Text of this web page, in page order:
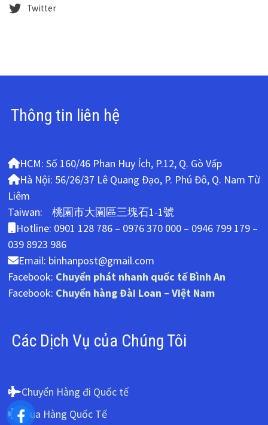
Twitter
Thông tin liên hệ
HCM: Số 160/46 Phan Huy Ích, P.12, Q. Gò Vấp
Hà Nội: 56/26/37 Lê Quang Đạo, P. Phú Đô, Q. Nam Từ
Liêm
Taiwan: 桃園市大園區三塊石1-1號
Hotline: 0901 128 786 – 0976 370 000 – 0946 799 179 –
039 8923 986
Email: binhanpost@gmail.com
Facebook: Chuyển phát nhanh quốc tế Bình An
Facebook: Chuyển hàng Đài Loan – Việt Nam
Các Dịch Vụ của Chúng Tôi
Chuyển Hàng đi Quốc tế
Mua Hàng Quốc Tế